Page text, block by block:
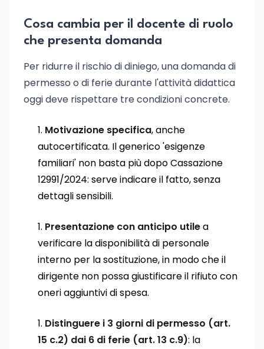
Cosa cambia per il docente di ruolo
che presenta domanda
Per ridurre il rischio di diniego, una domanda di
permesso o di ferie durante l'attività didattica
oggi deve rispettare tre condizioni concrete.
Motivazione specifica, anche
autocertificata. Il generico 'esigenze
familiari' non basta più dopo Cassazione
12991/2024: serve indicare il fatto, senza
dettagli sensibili.
Presentazione con anticipo utilea
verificare la disponibilità di personale
interno per la sostituzione, in modo che il
dirigente non possa giustificare il rifiuto con
oneri aggiuntivi di spesa.
Distinguere i 3 giorni di permesso (art.
15 c.2) dai 6 di ferie (art. 13 c.9): la